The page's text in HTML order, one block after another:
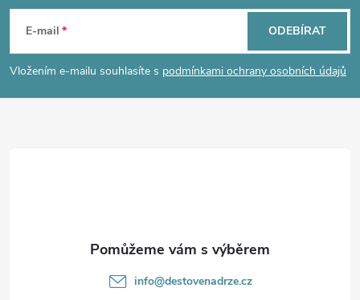
p
a
E-mail
Vložením e-mailu souhlasíte s podmínkami ochrany osobních údajů
ODEBÍRAT
info@destovenadrze.cz